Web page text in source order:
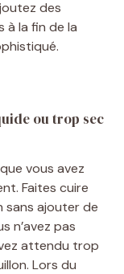
des
à la fin de la
ou trop sec
vous avez
Faites cuire
sans ajouter de
n’avez pas
attendu trop
Lors du